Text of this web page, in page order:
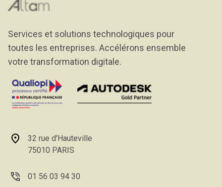
Services et solutions technologiques pour
toutes les entreprises. Accélérons ensemble
votre transformation digitale.
32 rue d'Hauteville
75010 PARIS
01 56 03 94 30